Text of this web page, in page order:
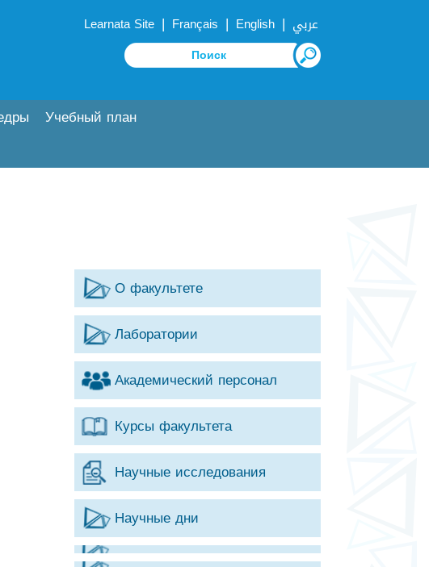
Learnata Site | Français | English | عربي
Учебный план
О факультете
Лаборатории
Академический персонал
Курсы факультета
Научные исследования
Научные дни